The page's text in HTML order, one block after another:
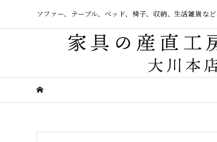
ソファー、テーブル、ベッド、椅子、収納、生活雑貨な